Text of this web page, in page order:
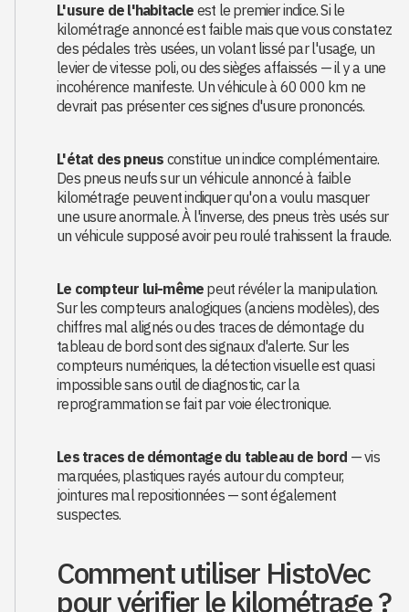
L'usure de l'habitacle est le premier indice. Si le
kilométrage annoncé est faible mais que vous constatez
des pédales très usées, un volant lissé par l'usage, un
levier de vitesse poli, ou des sièges affaissés — il y a une
incohérence manifeste. Un véhicule à 60 000 km ne
devrait pas présenter ces signes d'usure prononcés.
L'état des pneus constitue un indice complémentaire.
Des pneus neufs sur un véhicule annoncé à faible
kilométrage peuvent indiquer qu'on a voulu masquer
une usure anormale. À l'inverse, des pneus très usés sur
un véhicule supposé avoir peu roulé trahissent la fraude.
Le compteur lui-même peut révéler la manipulation.
Sur les compteurs analogiques (anciens modèles), des
chiffres mal alignés ou des traces de démontage du
tableau de bord sont des signaux d'alerte. Sur les
compteurs numériques, la détection visuelle est quasi
impossible sans outil de diagnostic, car la
reprogrammation se fait par voie électronique.
Les traces de démontage du tableau de bord — vis
marquées, plastiques rayés autour du compteur,
jointures mal repositionnées — sont également
suspectes.
Comment utiliser HistoVec
pour vérifier le kilométrage ?